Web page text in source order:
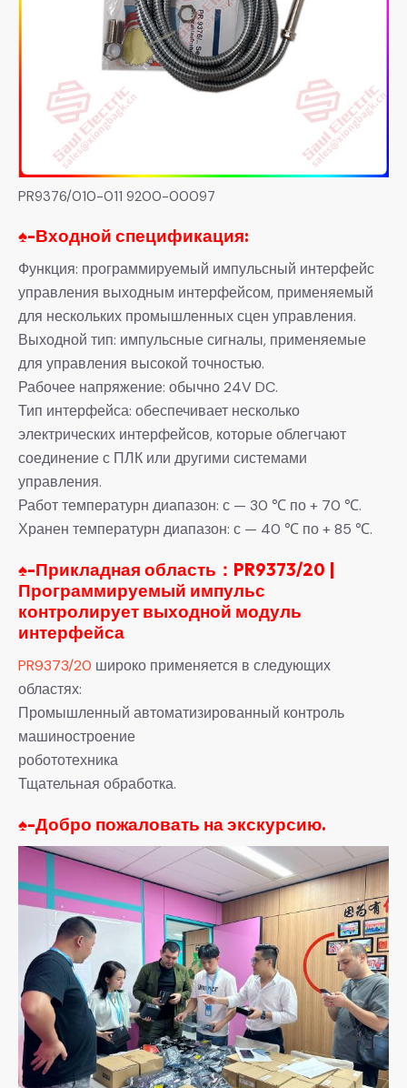
PR9376/010-011 9200-00097
♠-Входной спецификация:
Функция: программируемый импульсный интерфейс
управления выходным интерфейсом, применяемый
для нескольких промышленных сцен управления.
Выходной тип: импульсные сигналы, применяемые
для управления высокой точностью.
Рабочее напряжение: обычно 24V DC.
Тип интерфейса: обеспечивает несколько
электрических интерфейсов, которые облегчают
соединение с ПЛК или другими системами
управления.
Работ температурн диапазон: с — 30 ℃ по + 70 ℃.
Хранен температурн диапазон: с — 40 ℃ по + 85 ℃.
♠-Прикладная область：PR9373/20 |
Программируемый импульс
контролирует выходной модуль
интерфейса
PR9373/20 широко применяется в следующих
областях:
Промышленный автоматизированный контроль
машиностроение
робототехника
Тщательная обработка.
♠-Добро пожаловать на экскурсию.